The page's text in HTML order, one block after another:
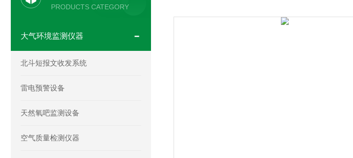
PRODUCTS CATEGORY
大气环境监测仪器
北斗短报文收发系统
雷电预警设备
天然氧吧监测设备
空气质量检测仪器